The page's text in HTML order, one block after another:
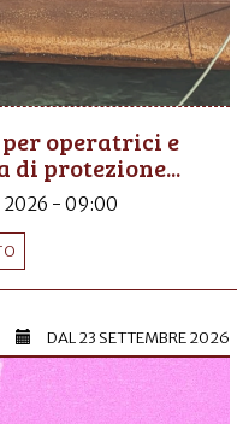
operatrici e
protezione...
- 09:00
DAL23 SETTEMBRE 2026